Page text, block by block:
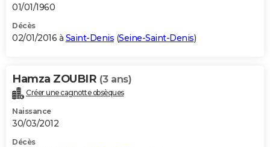
01/01/1960
Décès
02/01/2016 à Saint-Denis (Seine-Saint-Denis)
Hamza ZOUBIR (3 ans)
Créer une cagnotte obsèques
Naissance
30/03/2012
Décès